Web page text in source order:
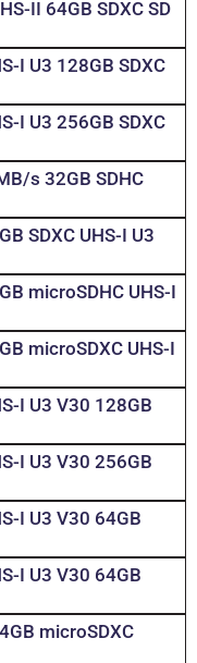
II 64GB SDXC SD
I U3 128GB SDXC
I U3 256GB SDXC
s 32GB SDHC
SDXC UHS-I U3
microSDHC UHS-I
microSDXC UHS-I
I U3 V30 128GB
I U3 V30 256GB
I U3 V30 64GB
I U3 V30 64GB
microSDXC